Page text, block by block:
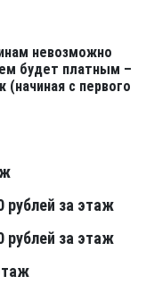
невозможно
будет платным –
(начиная с первого
рублей за этаж
рублей за этаж